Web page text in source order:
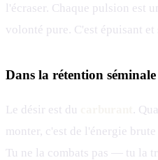
l'écraser. Chaque pulsion est
volonté pure. C'est épuisant
Dans la rétention séminale
Le désir est du
.
monter, c'est de l'énergie
Tu ne la combats pas — tu la